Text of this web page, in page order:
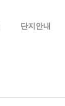
단지안내